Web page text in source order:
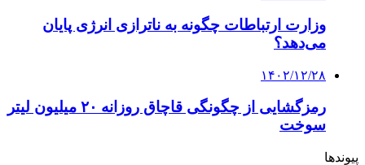
وزارت ارتباطات چگونه به ناترازی انرژی پایان
می‌دهد؟
۱۴۰۲/۱۲/۲۸
رمزگشایی از چگونگی قاچاق روزانه ۲۰ میلیون لیتر
سوخت
پیوندها